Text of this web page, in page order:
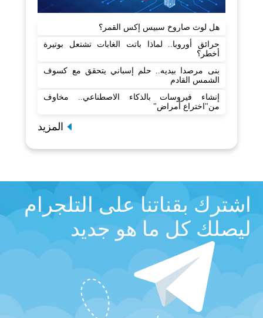
هل لوث صاروخ سبيس إكس القمر؟
حرائق أوروبا.. لماذا باتت الغابات تشتعل بوتيرة
أخطر؟
بنى مرصدا بيديه.. حلم إسباني يتحقق مع كسوف
الشمس القادم
إنشاء فيروسات بالذكاء الاصطناعي.. مخاوف
من"اختراع أمراض"
المزيد
اشترك بقناتنا على التلجرام
ليصلك كل ما هو جديد